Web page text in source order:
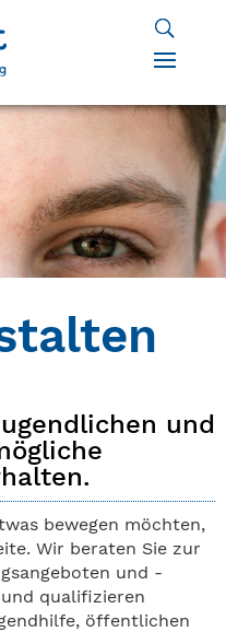
und
bewegen möchten,
Wir beraten Sie zur
und -
qualifizieren
öffentlichen